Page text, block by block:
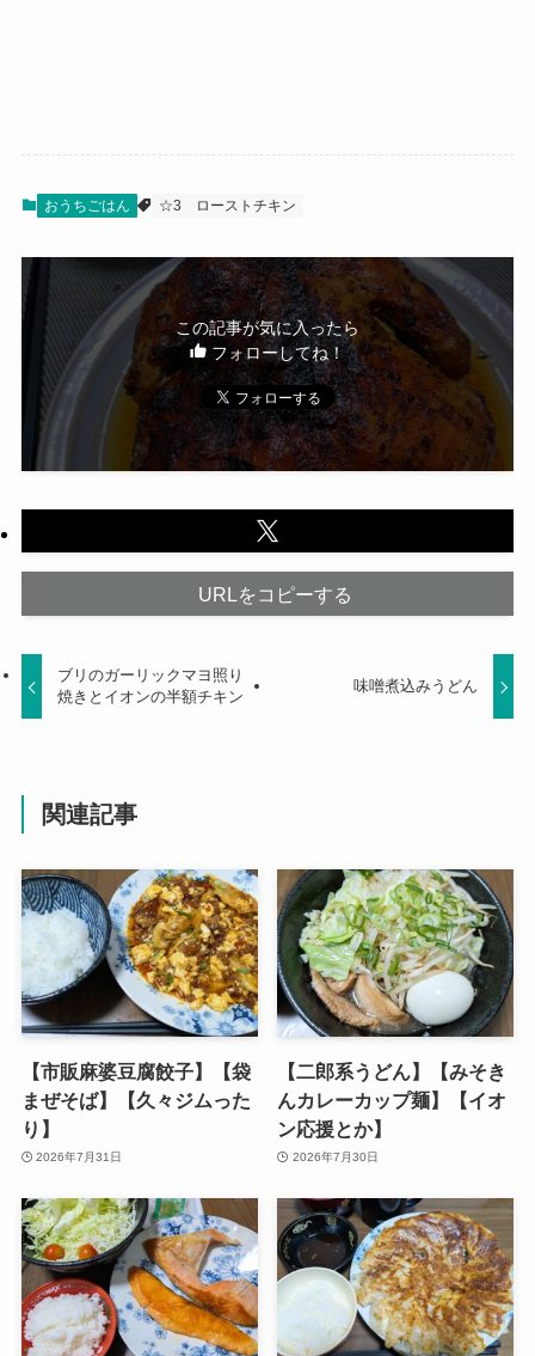
おうちごはん ☆3 ローストチキン
この記事が気に入ったら
フォローしてね！
URLをコピーする
ブリのガーリックマヨ照り
焼きとイオンの半額チキン
味噌煮込みうどん
関連記事
【市販麻婆豆腐餃子】【袋
まぜそば】【久々ジムった
り】
2026年7月31日
【二郎系うどん】【みそき
んカレーカップ麺】【イオ
ン応援とか】
2026年7月30日